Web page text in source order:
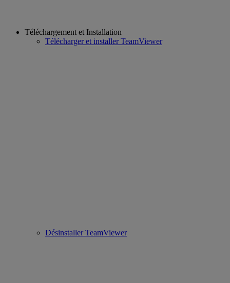
Téléchargement et Installation
Télécharger et installer TeamViewer
Désinstaller TeamViewer